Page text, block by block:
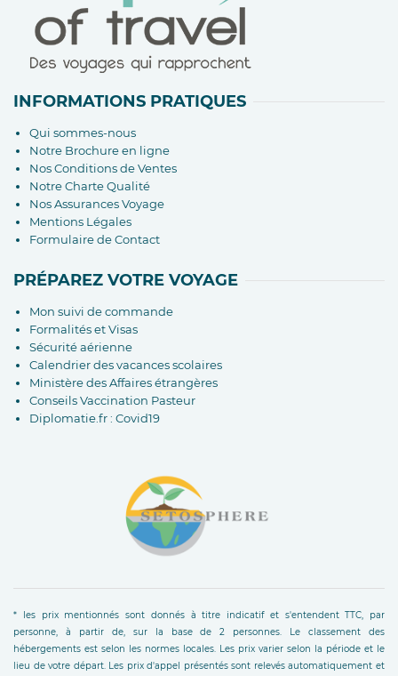
INFORMATIONS PRATIQUES
Qui sommes-nous
Notre Brochure en ligne
Nos Conditions de Ventes
Notre Charte Qualité
Nos Assurances Voyage
Mentions Légales
Formulaire de Contact
PRÉPAREZ VOTRE VOYAGE
Mon suivi de commande
Formalités et Visas
Sécurité aérienne
Calendrier des vacances scolaires
Ministère des Affaires étrangères
Conseils Vaccination Pasteur
Diplomatie.fr : Covid19
* les prix mentionnés sont donnés à titre indicatif et s'entendent TTC, par
personne, à partir de, sur la base de 2 personnes. Le classement des
hébergements est selon les normes locales. Les prix varier selon la période et le
lieu de votre départ. Les prix d'appel présentés sont relevés automatiquement et